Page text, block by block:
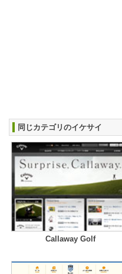
同じカテゴリのイケサイ
Callaway Golf